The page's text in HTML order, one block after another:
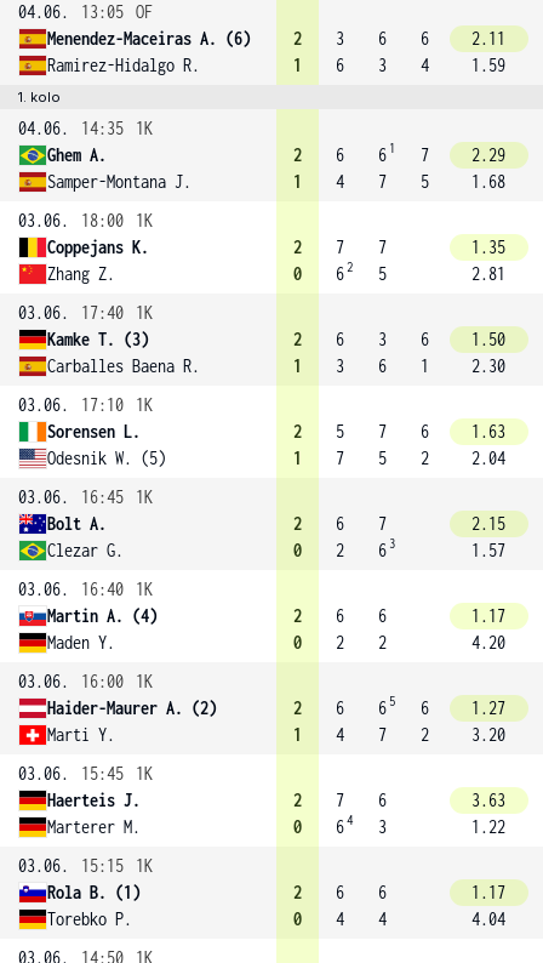
04.06.
13:05 OF
Menendez-Maceiras A. (6)
Ramirez-Hidalgo R.
2
1
3
6
6
3
6
4
2.11
1.59
1. kolo
04.06. 14:35
1K
Ghem A.
Samper-Montana J.
2
1
6
4
6 1
7
7
5
2.29
1.68
03.06.
18:00
1K
Coppejans K.
Zhang Z.
2
0
7
62
7
5
1.35
2.81
03.06.
17:40
1K
Kamke T. (3)
Carballes Baena R.
2
1
6
3
3
6
6
1
1.50
2.30
03.06.
17:10
1K
Sorensen L.
Odesnik W. (5)
2
1
5
7
7
5
6
2
1.63
2.04
03.06.
16:45
1K
Bolt A.
Clezar G.
2
0
6
2
7
6 3
2.15
1.57
03.06.
16:40
1K
Martin A. (4)
Maden Y.
2
0
6
2
6
2
1.17
4.20
03.06.
16:00
1K
Haider-Maurer A. (2)
Marti Y.
2
1
6
4
6 5
7
6
2
1.27
3.20
03.06.
15:45
1K
Haerteis J.
Marterer M.
2
0
7
64
6
3
3.63
1.22
03.06.
15:15
1K
Rola B. (1)
Torebko P.
2
0
6
4
6
4
1.17
4.04
03.06.
14:50 1K